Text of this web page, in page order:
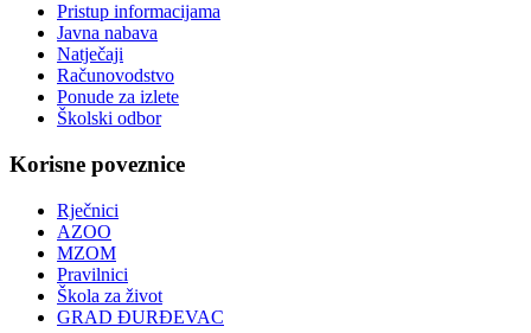
Pristup informacijama
Javna nabava
Natječaji
Računovodstvo
Ponude za izlete
Školski odbor
Korisne poveznice
Rječnici
AZOO
MZOM
Pravilnici
Škola za život
GRAD ĐURĐEVAC